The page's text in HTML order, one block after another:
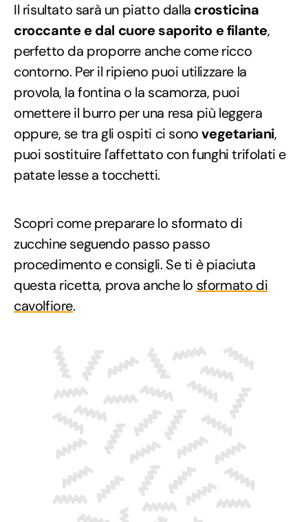
Il risultato sarà un piatto dalla crosticina
croccante e dal cuore saporito e filante,
perfetto da proporre anche come ricco
contorno. Per il ripieno puoi utilizzare la
provola, la fontina o la scamorza, puoi
omettere il burro per una resa più leggera
oppure, se tra gli ospiti ci sonovegetariani,
puoi sostituire l'affettato con funghi trifolati e
patate lesse a tocchetti.
Scopri come preparare lo sformato di
zucchine seguendo passo passo
procedimento e consigli. Se ti è piaciuta
questa ricetta, prova anche lo sformato di
cavolfiore.